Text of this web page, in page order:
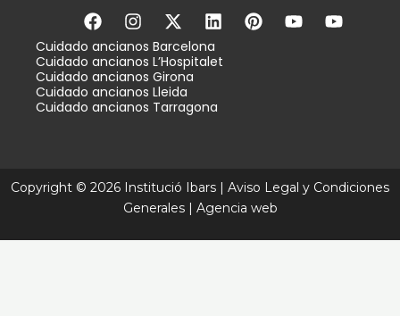
F
a
c
e
b
o
o
I
n
s
t
a
g
r
X
-
t
w
i
t
t
L
i
n
k
d
i
P
i
Y
o
Y
o
Cuidado ancianos Barcelona
Cuidado ancianos L’Hospitalet
Cuidado ancianos Girona
Cuidado ancianos Lleida
Cuidado ancianos Tarragona
Copyright © 2026 Institució Ibars | Aviso Legal y Condiciones
Generales| Agencia web